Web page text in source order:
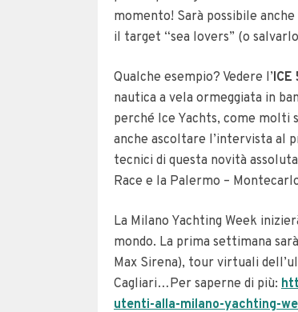
momento! Sarà possibile
il target “sea lovers” (o
Qualche esempio? Vedere l’ICE
nautica a vela ormeggiata in
perché Ice Yachts, come molti
anche ascoltare l’intervista al
tecnici di questa novità
Race e la Palermo –
La Milano Yachting Week
mondo. La prima settimana
Max Sirena), tour virtuali
Cagliari…Per saperne di più:
utenti-alla-milano-yachting-